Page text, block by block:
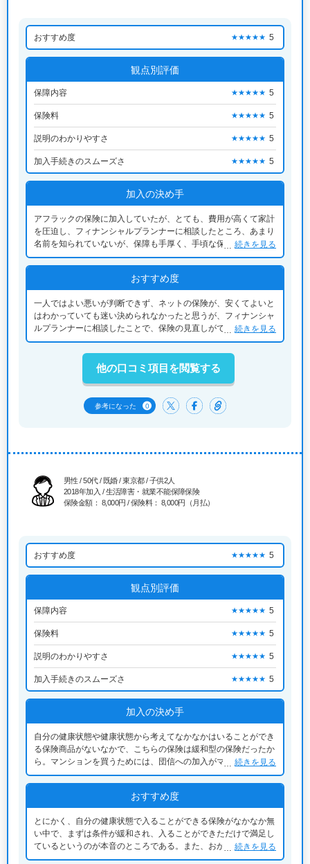
おすすめ度 ★★★★★ 5
観点別評価
保障内容 ★★★★★ 5
保険料 ★★★★★ 5
説明のわかりやすさ ★★★★★ 5
加入手続きのスムーズさ ★★★★★ 5
加入の決め手
アフラックの保険に加入していたが、とても、費用が高くて家計
を圧迫し、フィナンシャルプランナーに相談したところ、あまり
名前を知られていないが、保障も手厚く、手頃な保険を教えても
らったのがきっかけである ほどよく手厚く保障があり、かつ、
そこまで、家計を圧迫せず、万が一にそなえた保障内容だったの
で、乗りかける形で検討し、申し込みにいたった
続きを見る
おすすめ度
一人ではよい悪いが判断できず、ネットの保険が、安くてよいと
はわかっていても迷い決められなかったと思うが、フィナンシャ
ルプランナーに相談したことで、保険の見直しができ、複数から
比較検討でき、負担なく支払えるプランが選べました プロがか
いにゅして、しっかり、アドバイスをもらえて、満足の行く、内
容になったとおもいます
続きを見る
参考になった 0
他の口コミ項目を閲覧する
男性 / 50代 / 既婚 / 東京都 / 子供2人
2018年加入 / 生活障害・就業不能保障保険
保険金額： 8,000円 / 保険料： 8,000円（月払）
おすすめ度 ★★★★★ 5
観点別評価
保障内容 ★★★★★ 5
保険料 ★★★★★ 5
説明のわかりやすさ ★★★★★ 5
加入手続きのスムーズさ ★★★★★ 5
加入の決め手
自分の健康状態や健康状態から考えてなかなかはいることができ
る保険商品がないなかで、こちらの保険は緩和型の保険だったか
ら。マンションを買うためには、団信への加入がマストだが、自
分の健康状態かりなかなか加入できるところがなくこまっていた
ところ、ようやく見つけることができた。
続きを見る
おすすめ度
とにかく、自分の健康状態で入ることができる保険がなかなか無
い中で、まずは条件が緩和され、入ることができただけで満足し
ているというのが本音のところである。また、おかげで、安心し
てマンションを買うことができた。
続きを見る